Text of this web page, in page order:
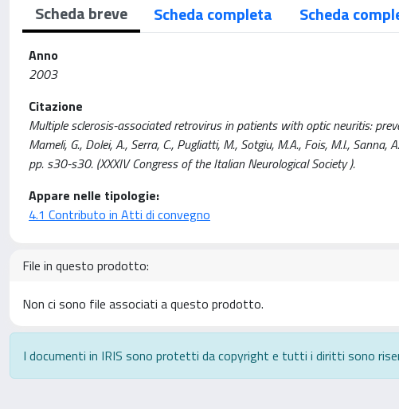
Scheda breve Scheda completa Scheda
Anno
2003
Citazione
Multiple sclerosis-associated retrovirus in patients with optic neuritis:
Mameli, G., Dolei, A., Serra, C., Pugliatti, M., Sotgiu, M.A., Fois, M.l.,
pp. s30-s30. (XXXIV Congress of the Italian Neurological Society ).
Appare nelle tipologie:
4.1 Contributo in Atti di convegno
File in questo prodotto:
Non ci sono file associati a questo prodotto.
I documenti in IRIS sono protetti da copyright e tutti i diritti sono